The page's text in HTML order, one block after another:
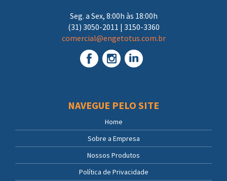
Seg. a Sex, 8:00h às 18:00h
(31) 3050-2011 | 3150-3360
comercial@engetotus.com.br
NAVEGUE PELO SITE
Home
Sobre a Empresa
Nossos Produtos
Política de Privacidade